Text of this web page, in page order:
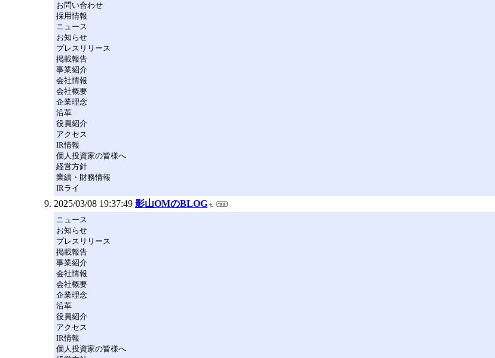
お問い合わせ
採用情報
ニュース
お知らせ
プレスリリース
掲載報告
事業紹介
会社情報
会社概要
企業理念
沿革
役員紹介
アクセス
IR情報
個人投資家の皆様へ
経営方針
業績・財務情報
IRライ
2025/03/08 19:37:49 影山OMのBLOG
ニュース
お知らせ
プレスリリース
掲載報告
事業紹介
会社情報
会社概要
企業理念
沿革
役員紹介
アクセス
IR情報
個人投資家の皆様へ